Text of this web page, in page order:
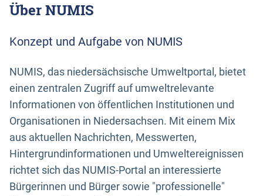
Über NUMIS
Konzept und Aufgabe von NUMIS
NUMIS, das niedersächsische Umweltportal, bietet
einen zentralen Zugriff auf umweltrelevante
Informationen von öffentlichen Institutionen und
Organisationen in Niedersachsen. Mit einem Mix
aus aktuellen Nachrichten, Messwerten,
Hintergrundinformationen und Umweltereignissen
richtet sich das NUMIS-Portal an interessierte
Bürgerinnen und Bürger sowie "professionelle"